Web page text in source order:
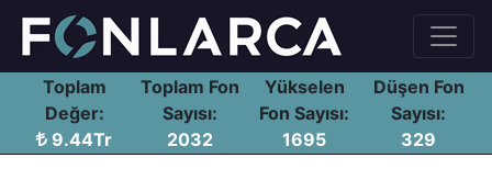
Toplam
Değer:
9.44Tr
Toplam Fon
Sayısı:
2032
Yükselen
Fon Sayısı:
1695
Düşen Fon
Sayısı:
329